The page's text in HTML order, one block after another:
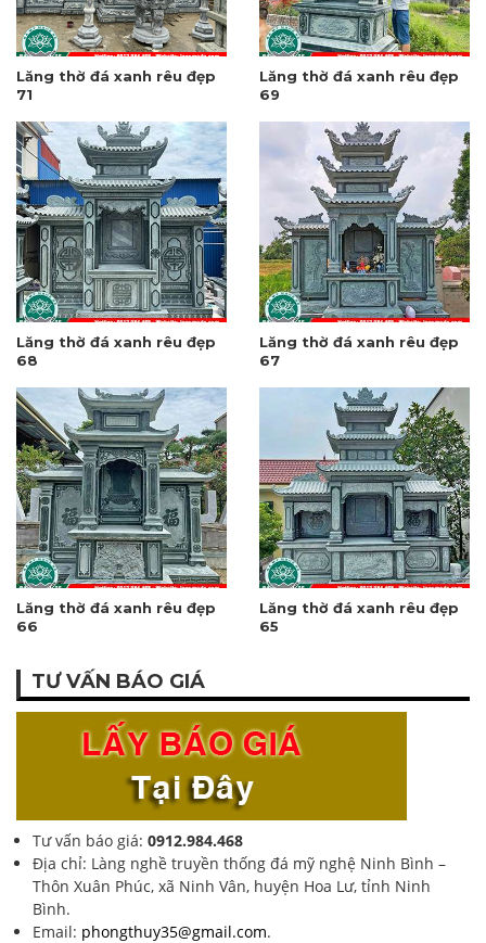
Lăng thờ đá xanh rêu đẹp
71
Lăng thờ đá xanh rêu đẹp
69
Lăng thờ đá xanh rêu đẹp
68
Lăng thờ đá xanh rêu đẹp
67
Lăng thờ đá xanh rêu đẹp
66
Lăng thờ đá xanh rêu đẹp
65
TƯ VẤN BÁO GIÁ
Tư vấn báo giá: 0912.984.468
Địa chỉ: Làng nghề truyền thống đá mỹ nghệ Ninh Bình –
Thôn Xuân Phúc, xã Ninh Vân, huyện Hoa Lư, tỉnh Ninh
Bình.
Email: phongthuy35@gmail.com.